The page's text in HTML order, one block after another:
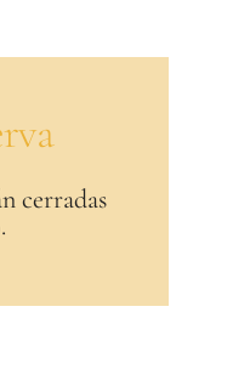
cerradas